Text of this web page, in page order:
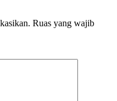
Ruas yang wajib